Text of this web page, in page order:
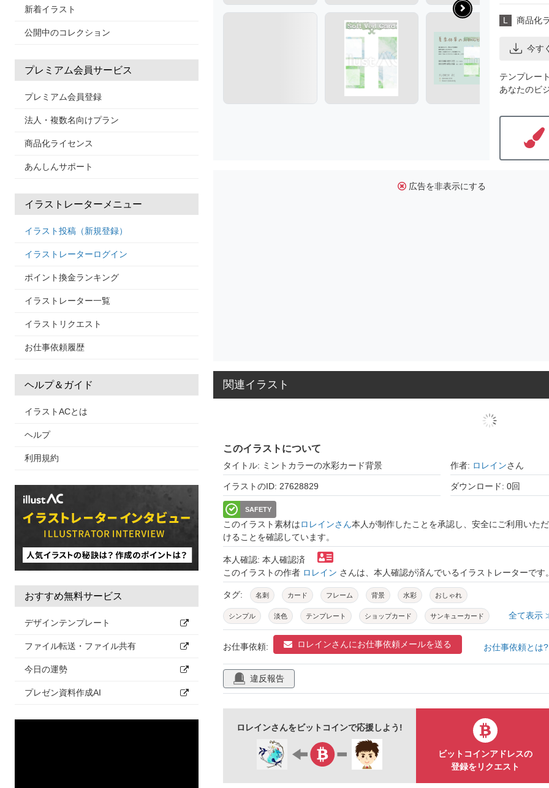
新着イラスト
公開中のコレクション
プレミアム会員サービス
プレミアム会員登録
法人・複数名向けプラン
商品化ライセンス
あんしんサポート
イラストレーターメニュー
イラスト投稿（新規登録）
イラストレーターログイン
ポイント換金ランキング
イラストレーター一覧
イラストリクエスト
お仕事依頼履歴
ヘルプ＆ガイド
イラストACとは
ヘルプ
利用規約
おすすめ無料サービス
デザインテンプレート
ファイル転送・ファイル共有
今日の運勢
プレゼン資料作成AI
L 商品化
今す
テンプレー
あなたのビ
広告を非表示にする
関連イラスト
このイラストについて
タイトル: ミントカラーの水彩カード背景 作者: ロレインさん
イラストのID: 27628829 ダウンロード: 0回
SAFETY
このイラスト素材はロレインさん本人が制作したことを承認し、安全にご利用いただ
けることを確認しています。
本人確認: 本人確認済
このイラストの作者 ロレイン さんは、本人確認が済んでいるイラストレーターです
タグ: 名刺 カード フレーム 背景 水彩 おしゃれ
シンプル 淡色 テンプレート ショップカード サンキューカード
メッセージカード 韓国風 ミニマル エレガント ナチュラル
ミントグリーン
全て表示
お仕事依頼: ロレインさんにお仕事依頼メールを送る お仕事依頼とは
違反報告
ロレインさんをビットコインで応援しよう!
ビットコインアドレスの
登録をリクエスト